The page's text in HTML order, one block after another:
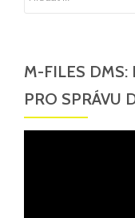
M-FILES DMS:
PRO SPRÁVU